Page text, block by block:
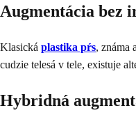
Augmentácia bez
Klasická plastika pŕs, známa
cudzie telesá v tele, existuje
Hybridná